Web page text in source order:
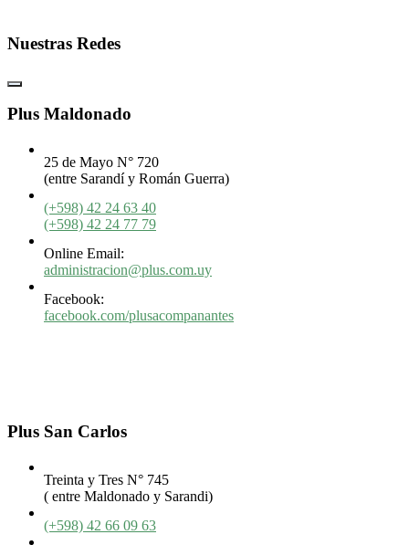
Nuestras Redes
Plus Maldonado
25 de Mayo N° 720
(entre Sarandí y Román Guerra)
(+598) 42 24 63 40
(+598) 42 24 77 79
Online Email:
administracion@plus.com.uy
Facebook:
facebook.com/plusacompanantes
Plus San Carlos
Treinta y Tres N° 745
( entre Maldonado y Sarandi)
(+598) 42 66 09 63